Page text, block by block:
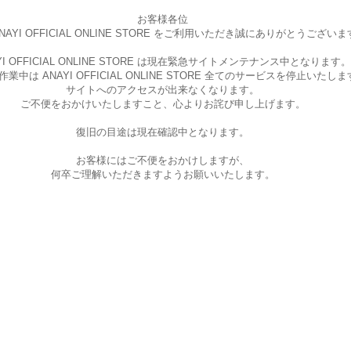
お客様各位
OFFICIAL ONLINE STORE をご利用いただき誠にありがとうございま
OFFICIAL ONLINE STORE は現在緊急サイトメンテナンス中となります。
業中は ANAYI OFFICIAL ONLINE STORE 全てのサービスを停止いたしま
サイトへのアクセスが出来なくなります。
ご不便をおかけいたしますこと、 心よりお詫び申し上げます。
復旧の目途は現在確認中となります。
お客様にはご不便をおかけしますが、
何卒ご理解いただきますようお願いいたします。